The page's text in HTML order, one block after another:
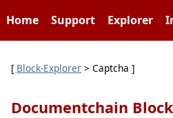
Home Support Explorer
[ Block-Explorer > Captcha ]
Documentchain